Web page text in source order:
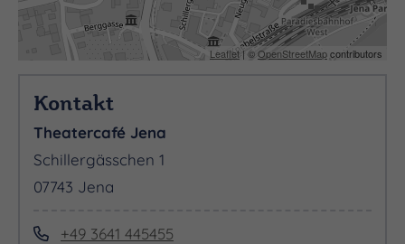
Leaflet| ©OpenStreetMapcontributors
Kontakt
Theatercafé Jena
Schillergässchen 1
07743 Jena
+49 3641 445455